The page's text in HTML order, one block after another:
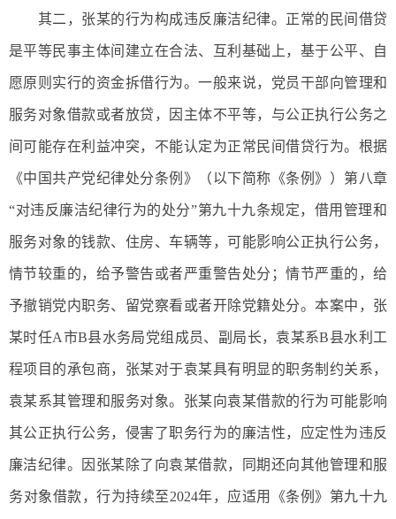
其二，张某的行为构成违反廉洁纪律。正常的民间借贷
是平等民事主体间建立在合法、互利基础上，基于公平、自
愿原则实行的资金拆借行为。一般来说，党员干部向管理和
服务对象借款或者放贷，因主体不平等，与公正执行公务之
间可能存在利益冲突，不能认定为正常民间借贷行为。根据
《中国共产党纪律处分条例》（以下简称《条例》）第八章
“对违反廉洁纪律行为的处分”第九十九条规定，借用管理和
服务对象的钱款、住房、车辆等，可能影响公正执行公务，
情节较重的，给予警告或者严重警告处分；情节严重的，给
予撤销党内职务、留党察看或者开除党籍处分。本案中，张
某时任A市B县水务局党组成员、副局长，袁某系B县水利工
程项目的承包商，张某对于袁某具有明显的职务制约关系，
袁某系其管理和服务对象。张某向袁某借款的行为可能影响
其公正执行公务，侵害了职务行为的廉洁性，应定性为违反
廉洁纪律。因张某除了向袁某借款，同期还向其他管理和服
务对象借款，行为持续至2024年，应适用《条例》第九十九